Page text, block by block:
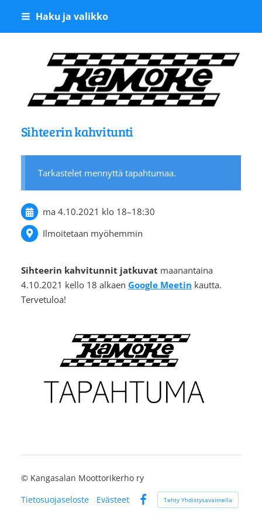
Siirry
Haku ja valikko
Kangasalan
Sihteerin kahvitunti
Tarkastelet mennyttä tapahtumaa.
ma 4.10.2021 klo 18–18:30
Ilmoitetaan myöhemmin
Sihteerin kahvitunnit jatkuvat maanantaina
4.10.2021 kello 18 alkaen Google Meetin kautta.
Tervetuloa!
© Kangasalan Moottorikerho ry
Tietosuojaseloste
Evästeet
Facebook
Tehty Yhdistysavaimella